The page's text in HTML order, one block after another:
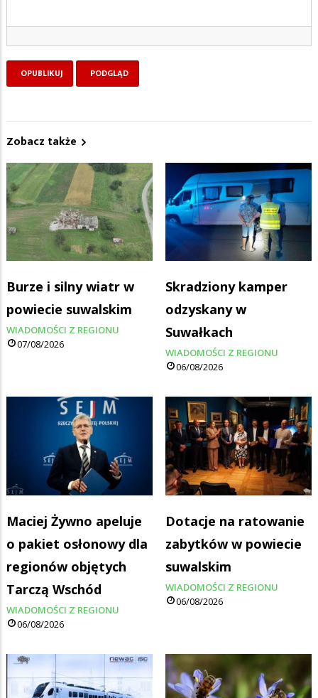
Zobacz także
Burze i silny wiatr w
powiecie suwalskim
WIADOMOŚCI Z REGIONU
07/08/2026
Skradziony kamper
odzyskany w
Suwałkach
WIADOMOŚCI Z REGIONU
06/08/2026
Maciej Żywno apeluje
o pakiet osłonowy dla
regionów objętych
Tarczą Wschód
WIADOMOŚCI Z REGIONU
06/08/2026
Dotacje na ratowanie
zabytków w powiecie
suwalskim
WIADOMOŚCI Z REGIONU
06/08/2026